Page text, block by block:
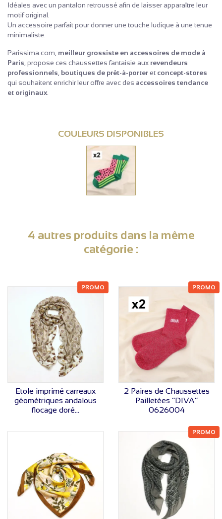
Idéales avec un pantalon retroussé afin de laisser apparaître leur
motif original.
Un accessoire parfait pour donner une touche ludique à une tenue
minimaliste.
Parissima.com, meilleur grossiste en accessoires de mode à
Paris , propose ces chaussettes fantaisie aux revendeurs
professionnels boutiques de prêt-à-porteret concept-stores
qui souhaitent enrichir leur offre avec des accessoires tendance
et originaux
COULEURS DISPONIBLES
4 autres produits dans la même
catégorie :
VOIR LE PRIX
Etole imprimé carreaux
géométriques andalous
flocage doré...
PROMO
VOIR LE PRIX
2 Paires de Chaussettes
Pailletées “DIVA”
0626004
PROMO
PROMO